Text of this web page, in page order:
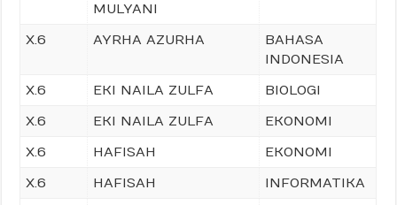
MULYANI
X.6 AYRHA AZURHA
BAHASA
INDONESIA
X.6
EKI NAILA ZULFA
BIOLOGI
X.6
EKI NAILA ZULFA
EKONOMI
X.6
HAFISAH
EKONOMI
X.6
HAFISAH
INFORMATIKA